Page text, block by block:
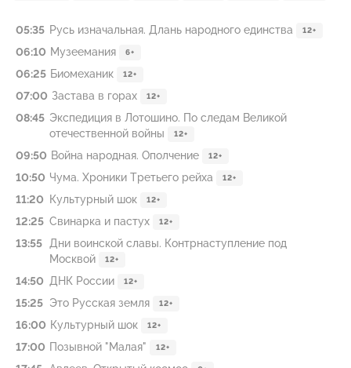
05:35 Русь изначальная. Длань народного единства 12+
06:10 Музеемания 6+
06:25 Биомеханик 12+
07:00 Застава в горах 12+
08:45 Экспедиция в Лотошино. По следам Великой
отечественной войны
12+
09:50 Война народная. Ополчение 12+
10:50 Чума. Хроники Третьего рейха 12+
11:20 Культурный шок 12+
12:25 Свинарка и пастух 12+
13:55
Дни воинской славы. Контрнаступление под
Москвой
12+
14:50 ДНК России 12+
15:25 Это Русская земля 12+
16:00 Культурный шок 12+
17:00 Позывной "Малая" 12+